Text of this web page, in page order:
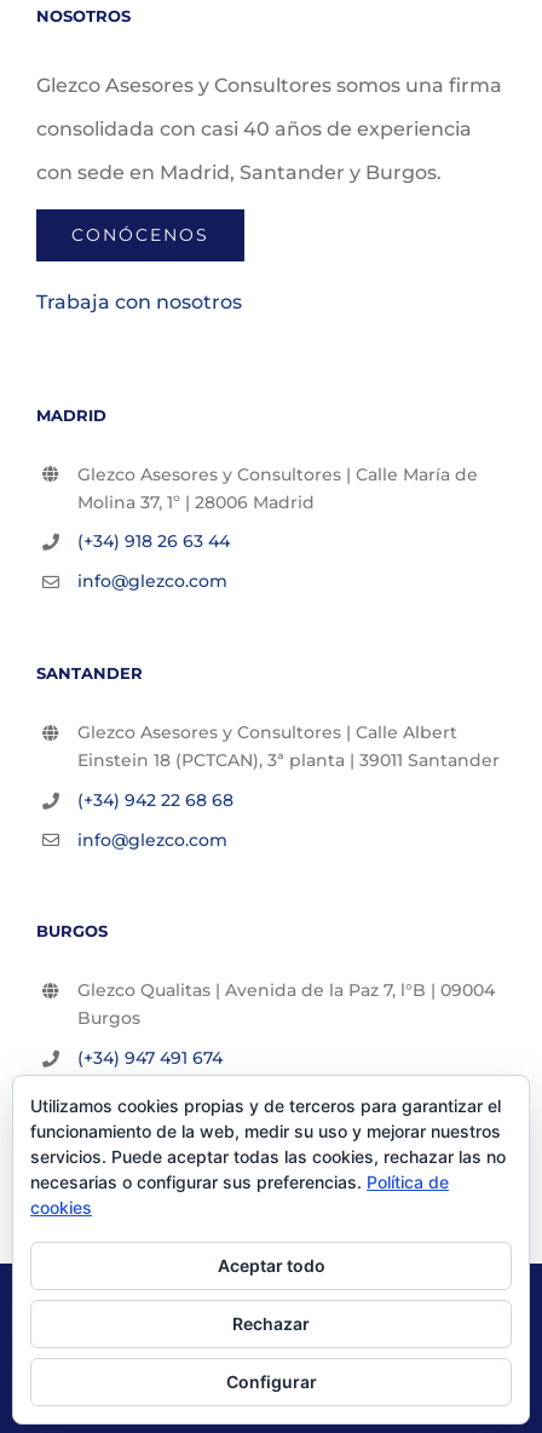
NOSOTROS
Glezco Asesores y Consultores somos una firma
consolidada con casi 40 años de experiencia
con sede en Madrid, Santander y Burgos.
CONÓCENOS
Trabaja con nosotros
MADRID
Glezco Asesores y Consultores | Calle María de
Molina 37, 1º | 28006 Madrid
(+34) 918 26 63 44
info@glezco.com
SANTANDER
Glezco Asesores y Consultores | Calle Albert
Einstein 18 (PCTCAN), 3ª planta | 39011 Santander
(+34) 942 22 68 68
info@glezco.com
BURGOS
Glezco Qualitas | Avenida de la Paz 7, l°B | 09004
Burgos
(+34) 947 491 674
info@glezco.com
© Glezco Asesores y Consultores 2019 | Todos los derechos
Politica de Privacidad
X LinkedInYouTube
Utilizamos cookies propias y de terceros para garantizar el
funcionamiento de la web, medir su uso y mejorar nuestros
servicios. Puede aceptar todas las cookies, rechazar las no
necesarias o configurar sus preferencias. Política de
cookies
Aceptar todo
Rechazar
Configurar